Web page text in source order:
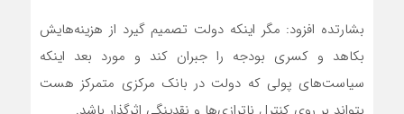
بشارتده افزود: مگر اینکه دولت تصمیم گیرد از هزینه‌هایش
بکاهد و کسری بودجه را جبران کند و مورد بعد اینکه
سیاست‌های پولی که دولت در بانک مرکزی متمرکز هست